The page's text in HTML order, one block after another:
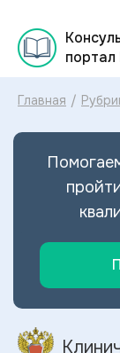
Главная /